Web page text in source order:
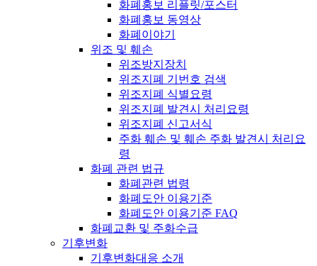
화폐홍보 리플릿/포스터
화폐홍보 동영상
화폐이야기
위조 및 훼손
위조방지장치
위조지폐 기번호 검색
위조지폐 식별요령
위조지폐 발견시 처리요령
위조지폐 신고서식
주화 훼손 및 훼손 주화 발견시 처리요
령
화폐 관련 법규
화폐관련 법령
화폐도안 이용기준
화폐도안 이용기준 FAQ
화폐교환 및 주화수급
기후변화
기후변화대응 소개